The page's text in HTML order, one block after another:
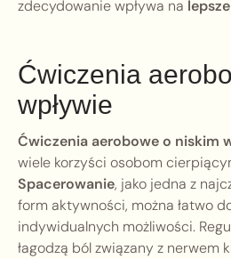
zdecydowanie wpływa na
Ćwiczenia
wpływie
Ćwiczenia aerobowe o niskim
wiele korzyści osobom
Spacerowanie, jako jedna z
form aktywności, można łatwo
indywidualnych możliwości.
łagodzą ból związany z nerwem